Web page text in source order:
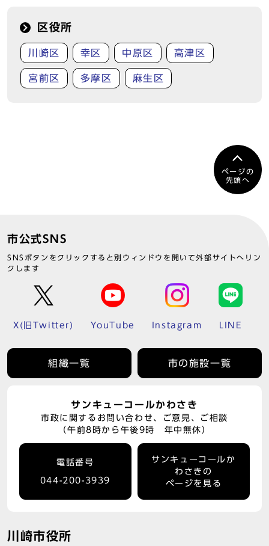
区役所
川崎区 幸区 中原区 高津区
宮前区 多摩区 麻生区
ページの
先頭へ
市公式SNS
SNSボタンをクリックすると別ウィンドウを開いて外部サイトへリン
クします
X(旧Twitter) YouTube Instagram LINE
組織一覧 市の施設一覧
サンキューコールかわさき
市政に関するお問い合わせ、ご意見、ご相談
（午前8時から午後9時 年中無休）
電話番号
044-200-3939
サンキューコールか
わさきの
ページを見る
川崎市役所